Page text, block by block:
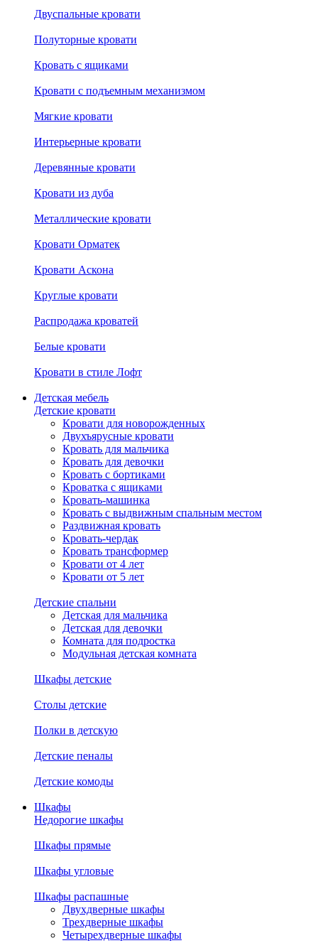
Двуспальные кровати
Полуторные кровати
Кровать с ящиками
Кровати с подъемным механизмом
Мягкие кровати
Интерьерные кровати
Деревянные кровати
Кровати из дуба
Металлические кровати
Кровати Орматек
Кровати Аскона
Круглые кровати
Распродажа кроватей
Белые кровати
Кровати в стиле Лофт
Детская мебель
Детские кровати
Кровати для новорожденных
Двухъярусные кровати
Кровать для мальчика
Кровать для девочки
Кровать с бортиками
Кроватка с ящиками
Кровать-машинка
Кровать с выдвижным спальным местом
Раздвижная кровать
Кровать-чердак
Кровать трансформер
Кровати от 4 лет
Кровати от 5 лет
Детские спальни
Детская для мальчика
Детская для девочки
Комната для подростка
Модульная детская комната
Шкафы детские
Столы детские
Полки в детскую
Детские пеналы
Детские комоды
Шкафы
Недорогие шкафы
Шкафы прямые
Шкафы угловые
Шкафы распашные
Двухдверные шкафы
Трехдверные шкафы
Четырехдверные шкафы